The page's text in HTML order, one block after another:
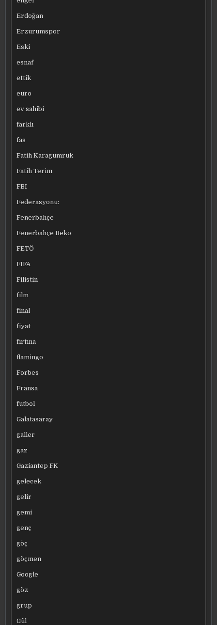
Erdoğan
Erzurumspor
Eski
esnaf
ettik
euro
ev sahibi
farklı
fas
Fatih Karagümrük
Fatih Terim
FBI
Federasyonu:
Fenerbahçe
Fenerbahçe Beko
FETÖ
FIFA
Filistin
film
final
fiyat
fırtına
flamingo
Forbes
Fransa
futbol
Galatasaray
galler
gaz
Gaziantep FK
gelecek
gelir
gemi
genç
göç
göçmen
Google
göz
grup
Gül